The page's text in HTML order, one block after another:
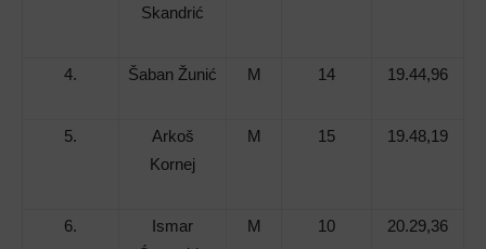
Skandrić
4. Šaban Žunić M 14 19.44,96
5.
Arkoš
Kornej
M 15 19.48,19
6.
Ismar
M 10 20.29,36